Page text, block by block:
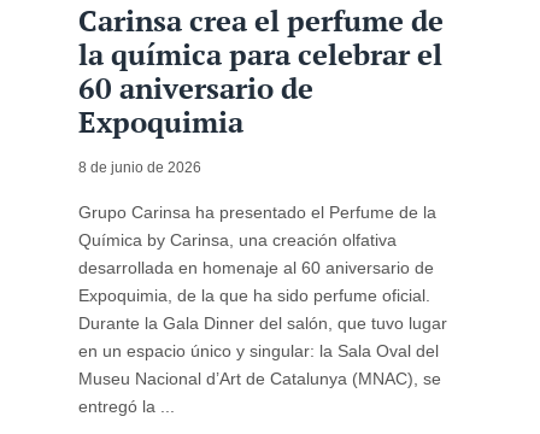
Carinsa crea el perfume de
la química para celebrar el
60 aniversario de
Expoquimia
8 de junio de 2026
Grupo Carinsa ha presentado el Perfume de la
Química by Carinsa, una creación olfativa
desarrollada en homenaje al 60 aniversario de
Expoquimia, de la que ha sido perfume oficial.
Durante la Gala Dinner del salón, que tuvo lugar
en un espacio único y singular: la Sala Oval del
Museu Nacional d’Art de Catalunya (MNAC), se
entregó la ...